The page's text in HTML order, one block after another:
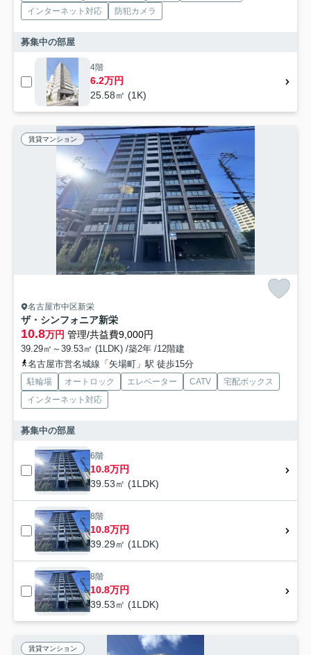
インターネット対応
防犯カメラ
募集中の部屋
4階
6.2万円
25.58㎡ (1K)
賃貸マンション
名古屋市中区新栄
ザ・シンフォニア新栄
10.8万円 管理/共益費9,000円
39.29㎡～39.53㎡ (1LDK) /築2年 /12階建
名古屋市営名城線「矢場町」駅 徒歩15分
駐輪場 オートロック エレベーター CATV
宅配ボックス
インターネット対応
募集中の部屋
6階
10.8万円
39.53㎡ (1LDK)
8階
10.8万円
39.29㎡ (1LDK)
8階
10.8万円
39.53㎡ (1LDK)
賃貸マンション